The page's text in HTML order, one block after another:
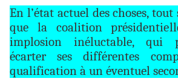
En l’état actuel des choses,
que la coalition
implosion inéluctable, qui
écarter ses différentes
qualification à un éventuel